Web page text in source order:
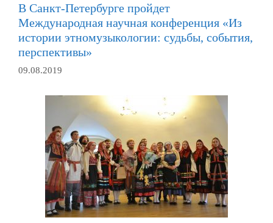
В Санкт-Петербурге пройдет
Международная научная конференция «Из
истории этномузыкологии: судьбы, события,
перспективы»
09.08.2019